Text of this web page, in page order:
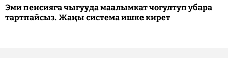
Эми пенсияга чыгууда маалымкат чогултуп убара
тартпайсыз. Жаңы система ишке кирет